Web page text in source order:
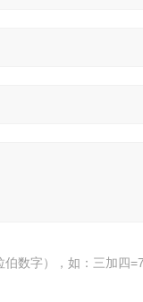
数字），如：三加四=7